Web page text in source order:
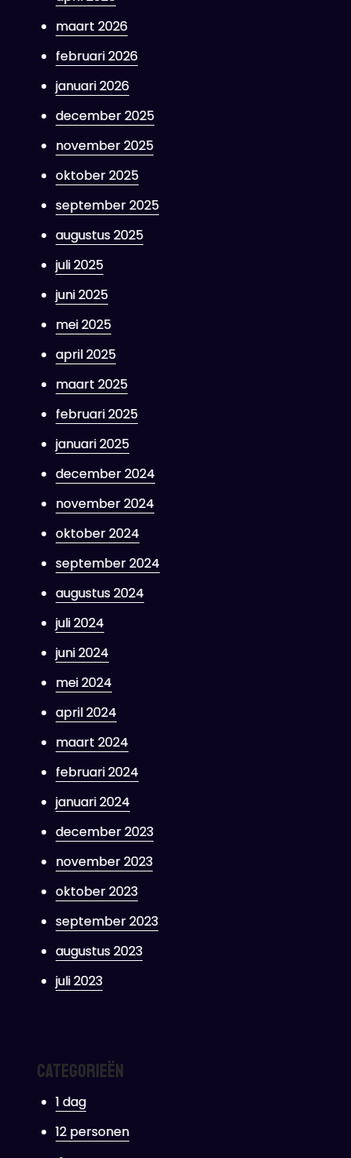
maart 2026
februari 2026
januari 2026
december 2025
november 2025
oktober 2025
september 2025
augustus 2025
juli 2025
juni 2025
mei 2025
april 2025
maart 2025
februari 2025
januari 2025
december 2024
november 2024
oktober 2024
september 2024
augustus 2024
juli 2024
juni 2024
mei 2024
april 2024
maart 2024
februari 2024
januari 2024
december 2023
november 2023
oktober 2023
september 2023
augustus 2023
juli 2023
Categorieën
1 dag
12 personen